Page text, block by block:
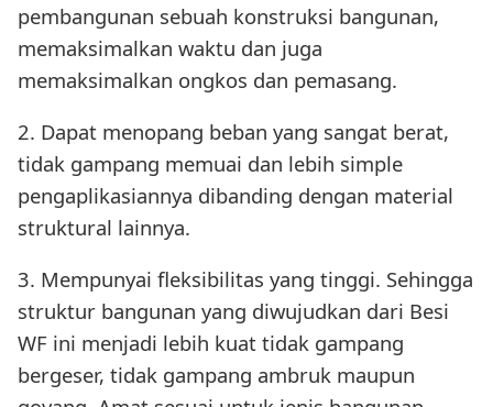
pembangunan sebuah konstruksi bangunan,
memaksimalkan waktu dan juga
memaksimalkan ongkos dan pemasang.
2. Dapat menopang beban yang sangat berat,
tidak gampang memuai dan lebih simple
pengaplikasiannya dibanding dengan material
struktural lainnya.
3. Mempunyai fleksibilitas yang tinggi. Sehingga
struktur bangunan yang diwujudkan dari Besi
WF ini menjadi lebih kuat tidak gampang
bergeser, tidak gampang ambruk maupun